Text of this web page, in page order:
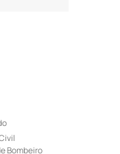
Bombeiro